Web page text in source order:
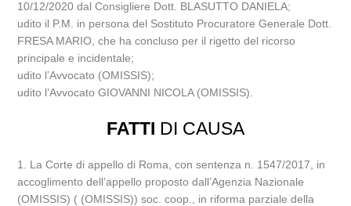
10/12/2020 dal Consigliere Dott. BLASUTTO DANIELA;
udito il P.M. in persona del Sostituto Procuratore Generale Dott.
FRESA MARIO, che ha concluso per il rigetto del ricorso
principale e incidentale;
udito l’Avvocato (OMISSIS);
udito l’Avvocato GIOVANNI NICOLA (OMISSIS).
FATTI DI CAUSA
1. La Corte di appello di Roma, con sentenza n. 1547/2017, in
accoglimento dell’appello proposto dall’Agenzia Nazionale
(OMISSIS) ( (OMISSIS)) soc. coop., in riforma parziale della